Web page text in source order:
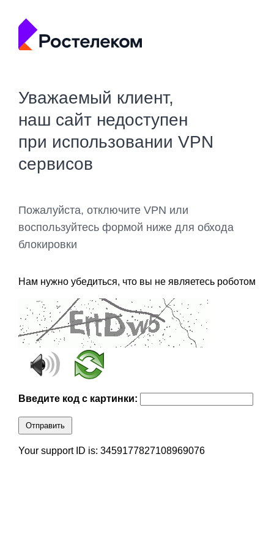
Уважаемый клиент,
наш сайт недоступен
при использовании VPN
сервисов
Пожалуйста, отключите VPN или
воспользуйтесь формой ниже для обхода
блокировки
Нам нужно убедиться, что вы не являетесь роботом
Введите код с картинки:
Отправить
Your support ID is: 3459177827108969076